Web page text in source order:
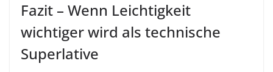
Fazit – Wenn Leichtigkeit
wichtiger wird als technische
Superlative